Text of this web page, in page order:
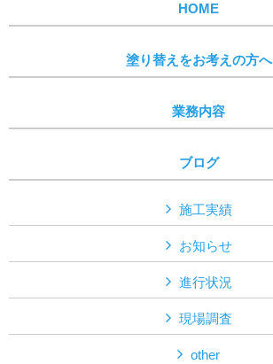
HOME
塗り替えをお考えの方へ
業務内容
ブログ
施工実績
お知らせ
進行状況
現場調査
other